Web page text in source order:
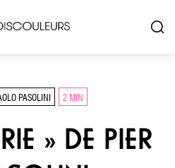
PASOLINI 2 MIN
» DE PIER